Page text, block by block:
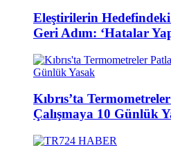
Eleştirilerin
Geri Adım: ‘Hatalar
Kıbrıs’ta
Çalışmaya 10 Günlük